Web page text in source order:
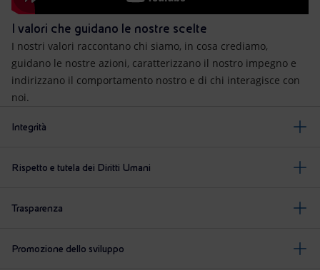
I valori che guidano le nostre scelte
I nostri valori raccontano chi siamo, in cosa crediamo,
guidano le nostre azioni, caratterizzano il nostro impegno e
indirizzano il comportamento nostro e di chi interagisce con
noi.
Integrità
Rispetto e tutela dei Diritti Umani
Trasparenza
Promozione dello sviluppo